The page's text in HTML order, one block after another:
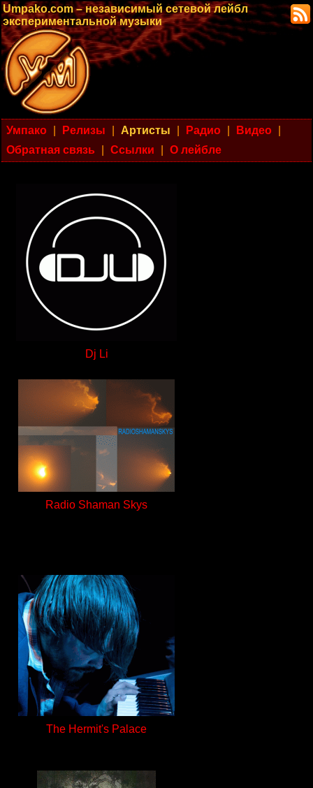
Umpako.com – независимый сетевой лейбл
экспериментальной музыки
Умпако Релизы Артисты Радио Видео
Обратная связь
Ссылки О лейбле
Dj Li
Radio Shaman Skys
The Hermit's Palace